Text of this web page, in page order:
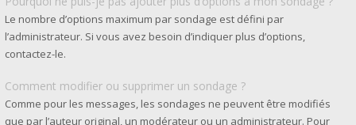
Le nombre d’options maximum par sondage est défini par
l’administrateur. Si vous avez besoin d’indiquer plus d’options,
contactez-le.
Comment modifier ou supprimer un sondage ?
Comme pour les messages, les sondages ne peuvent être modifiés
que par l’auteur original, un modérateur ou un administrateur. Pour